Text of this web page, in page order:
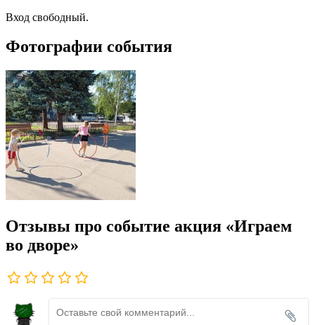
Вход свободный.
Фотографии события
Отзывы про событие акция «Играем
во дворе»